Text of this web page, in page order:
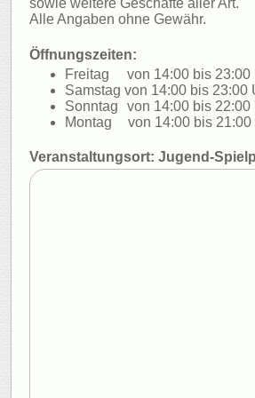
sowie weitere Geschäfte aller Art.
Alle Angaben ohne Gewähr.
Öffnungszeiten:
Freitag
von 14:00 bis 23:00
Samstag von 14:00 bis 23:00
Sonntag
von 14:00 bis 22:00
Montag
von 14:00 bis 21:00
Veranstaltungsort: Jugend-